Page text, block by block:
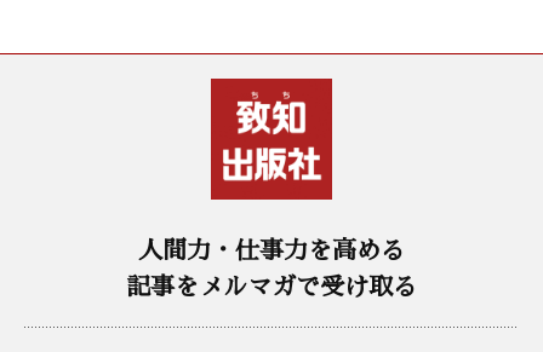
人間力・仕事力を高める
記事をメルマガで受け取る